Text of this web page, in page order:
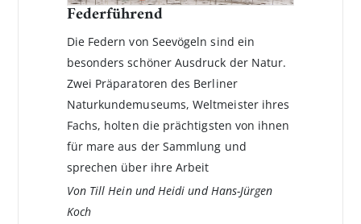
Federführend
Die Federn von Seevögeln sind ein
besonders schöner Ausdruck der Natur.
Zwei Präparatoren des Berliner
Naturkundemuseums, Weltmeister ihres
Fachs, holten die prächtigsten von ihnen
für mare aus der Sammlung und
sprechen über ihre Arbeit
Von Till Hein und Heidi und Hans-Jürgen
Koch